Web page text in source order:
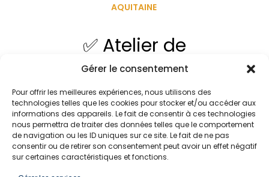
Gérer le consentement
Pour offrir les meilleures expériences, nous utilisons des
technologies telles que les cookies pour stocker et/ou accéder aux
informations des appareils. Le fait de consentir à ces technologies
nous permettra de traiter des données telles que le comportement
de navigation ou les ID uniques sur ce site. Le fait de ne pas
consentir ou de retirer son consentement peut avoir un effet négatif
sur certaines caractéristiques et fonctions.
AQUITAINE
✅ Atelier de
professionnalisation : ”
SUIVEZ-NOUS